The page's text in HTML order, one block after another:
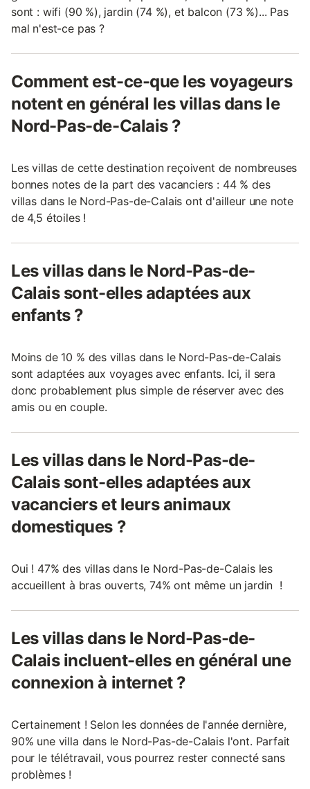
sont : wifi (90 %), jardin (74 %), et balcon (73 %)... Pas
mal n'est-ce pas ?
Comment est-ce-que les voyageurs
notent en général les villas dans le
Nord-Pas-de-Calais ?
Les villas de cette destination reçoivent de nombreuses
bonnes notes de la part des vacanciers : 44 % des
villas dans le Nord-Pas-de-Calais ont d'ailleur une note
de 4,5 étoiles !
Les villas dans le Nord-Pas-de-
Calais sont-elles adaptées aux
enfants ?
Moins de 10 % des villas dans le Nord-Pas-de-Calais
sont adaptées aux voyages avec enfants. Ici, il sera
donc probablement plus simple de réserver avec des
amis ou en couple.
Les villas dans le Nord-Pas-de-
Calais sont-elles adaptées aux
vacanciers et leurs animaux
domestiques ?
Oui ! 47% des villas dans le Nord-Pas-de-Calais les
accueillent à bras ouverts, 74% ont même un jardin !
Les villas dans le Nord-Pas-de-
Calais incluent-elles en général une
connexion à internet ?
Certainement ! Selon les données de l'année dernière,
90% une villa dans le Nord-Pas-de-Calais l'ont. Parfait
pour le télétravail, vous pourrez rester connecté sans
problèmes !